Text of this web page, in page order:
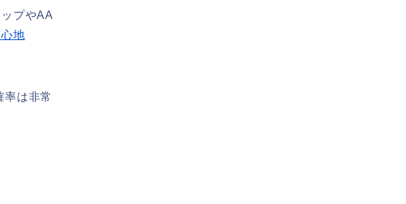
プやAA
地
率は非常